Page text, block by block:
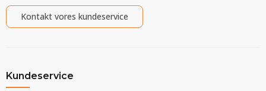
Kontakt vores kundeservice
Kundeservice